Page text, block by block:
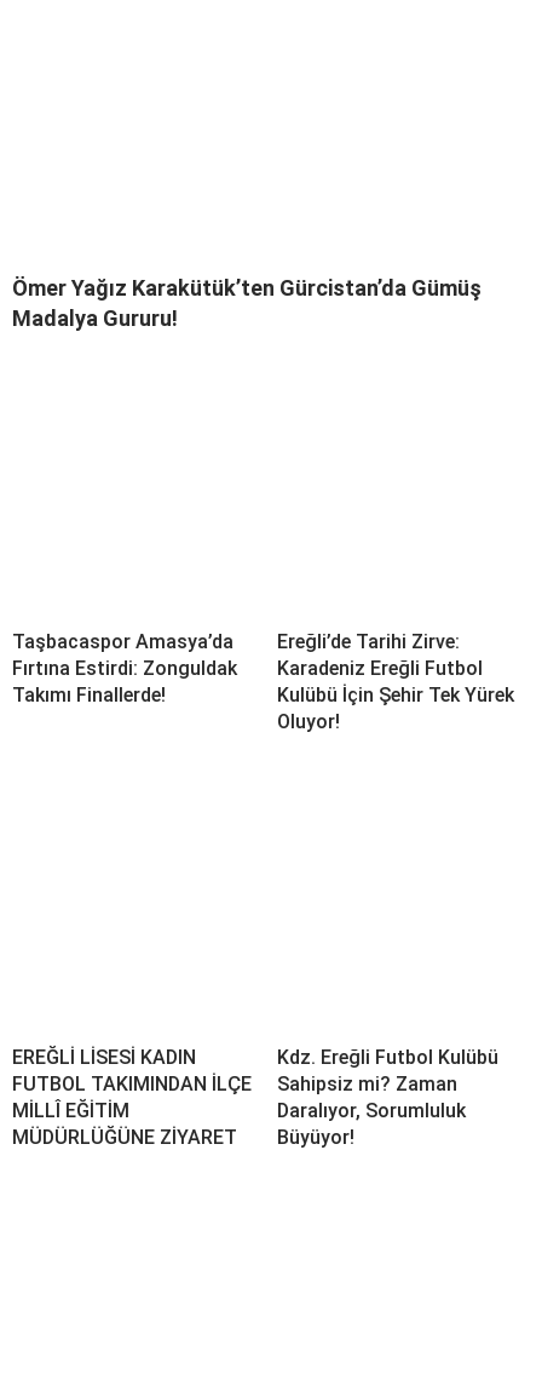
Ömer Yağız Karakütük’ten Gürcistan’da Gümüş
Madalya Gururu!
Taşbacaspor Amasya’da
Fırtına Estirdi: Zonguldak
Takımı Finallerde!
Ereğli’de Tarihi Zirve:
Karadeniz Ereğli Futbol
Kulübü İçin Şehir Tek Yürek
Oluyor!
EREĞLİ LİSESİ KADIN
FUTBOL TAKIMINDAN İLÇE
MİLLÎ EĞİTİM
MÜDÜRLÜĞÜNE ZİYARET
Kdz. Ereğli Futbol Kulübü
Sahipsiz mi? Zaman
Daralıyor, Sorumluluk
Büyüyor!